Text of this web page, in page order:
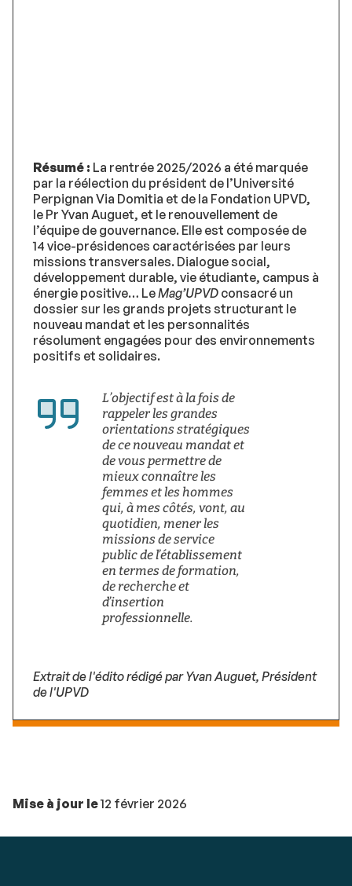
Résumé : La rentrée 2025/2026 a été marquée
par la réélection du président de l’Université
Perpignan Via Domitia et de la Fondation UPVD,
le Pr Yvan Auguet, et le renouvellement de
l’équipe de gouvernance. Elle est composée de
14 vice-présidences caractérisées par leurs
missions transversales. Dialogue social,
développement durable, vie étudiante, campus à
énergie positive… LeMag’UPVD consacré un
dossier sur les grands projets structurant le
nouveau mandat et les personnalités
résolument engagées pour des environnements
positifs et solidaires.
L’objectif est à la fois de
rappeler les grandes
orientations stratégiques
de ce nouveau mandat et
de vous permettre de
mieux connaître les
femmes et les hommes
qui, à mes côtés, vont, au
quotidien, mener les
missions de service
public de l’établissement
en termes de formation,
de recherche et
d’insertion
professionnelle.
Extrait de l'édito rédigé par Yvan Auguet, Président
de l'UPVD
Mise à jour le12 février 2026